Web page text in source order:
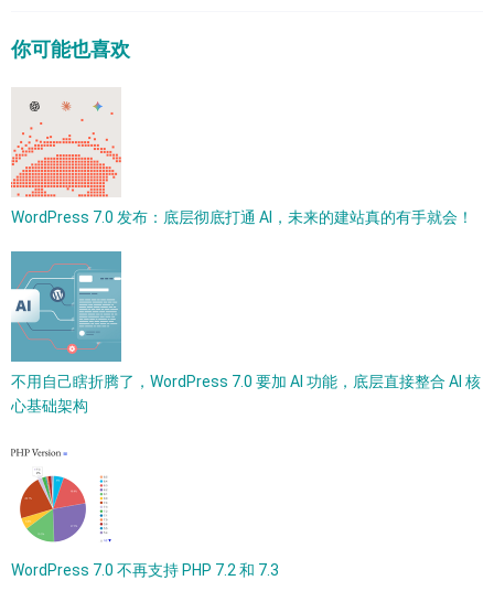
你可能也喜欢
WordPress 7.0 发布：底层彻底打通 AI，未来的建站真的有手就会！
不用自己瞎折腾了，WordPress 7.0 要加 AI 功能，底层直接整合 AI 核
心基础架构
WordPress 7.0 不再支持 PHP 7.2 和 7.3